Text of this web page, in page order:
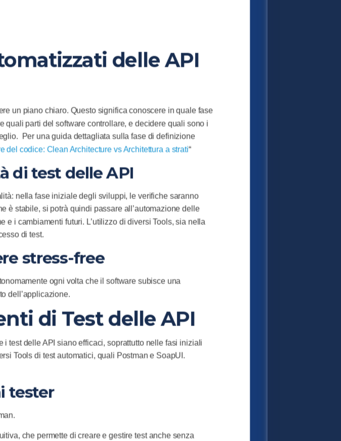
delle API
un piano chiaro. Questo significa conoscere in quale fase
parti del software controllare, e decidere quali sono i
Per una guida dettagliata sulla fase di definizione
del codice: Clean Architecture vs Architettura a strati“
di test delle API
nella fase iniziale degli sviluppi, le verifiche saranno
è stabile, si potrà quindi passare all’automazione delle
e i cambiamenti futuri. L’utilizzo di diversi Tools, sia nella
di test.
stress-free
ogni volta che il software subisce una
dell’applicazione.
di Test delle API
test delle API siano efficaci, soprattutto nelle fasi iniziali
Tools di test automatici, quali Postman e SoapUI.
tester
che permette di creare e gestire test anche senza